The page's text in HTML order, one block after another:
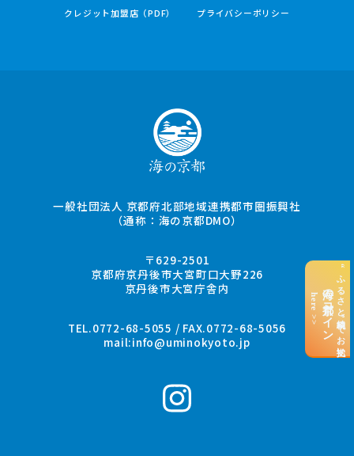
“ふるさと納税”でお支払い
海の京都コイン
here >>
クレジット加盟店（PDF）
プライバシーポリシー
一般社団法人 京都府北部地域連携都市圏振興社
（通称：海の京都DMO）
〒629-2501
京都府京丹後市大宮町口大野226
京丹後市大宮庁舎内
TEL.0772-68-5055 / FAX.0772-68-5056
mail:info@uminokyoto.jp